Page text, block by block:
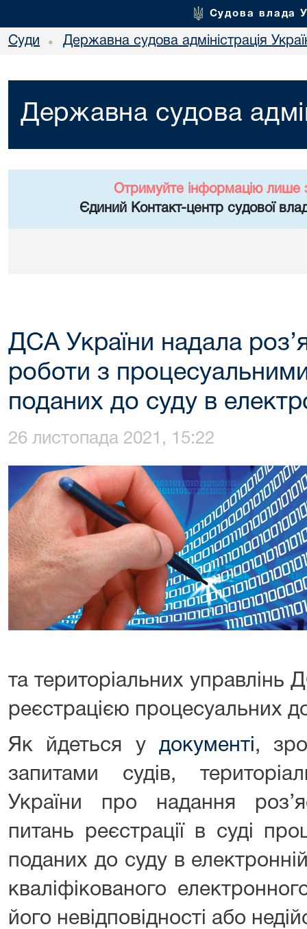
Судова влада
Суди • Державна судова адміністрація
Державна судова
Отримуйте інформацію лише
Єдиний Контакт-центр судової
ДСА України надала
роботи з
поданих до суду в
26 листопада 2021, 15:22
та територіальних управлінь
реєстрацією процесуальних
Як йдеться у документі,
запитами судів,
України про надання
питань реєстрації в суді
поданих до суду в
кваліфікованого
його невідповідності або